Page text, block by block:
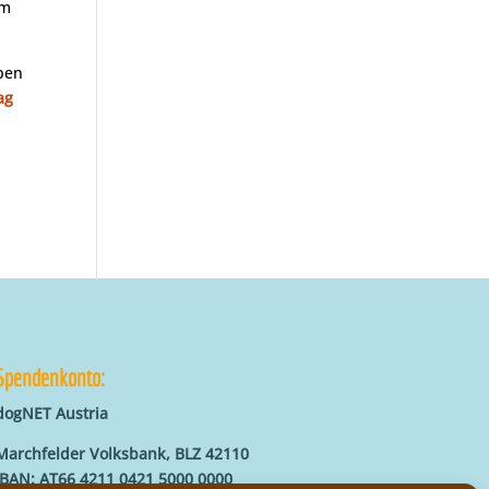
Austria
Volksbank, BLZ 42110
AT66 4211 0421 5000 0000